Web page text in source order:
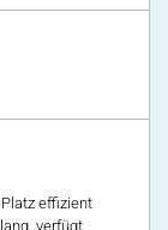
effizient
verfügt